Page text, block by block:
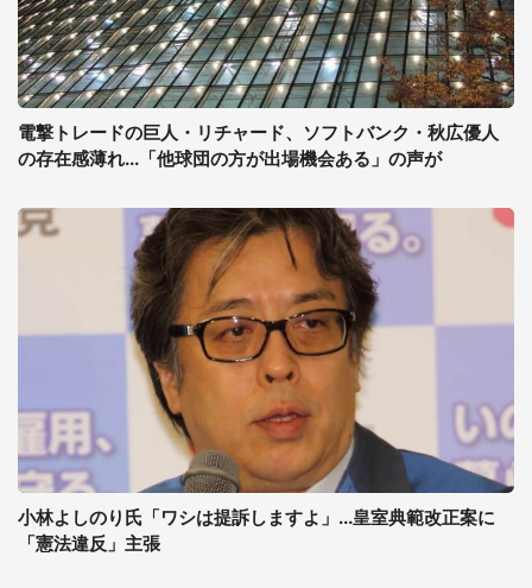
電撃トレードの巨人・リチャード、ソフトバンク・秋広優人
の存在感薄れ...「他球団の方が出場機会ある」の声が
小林よしのり氏「ワシは提訴しますよ」...皇室典範改正案に
「憲法違反」主張